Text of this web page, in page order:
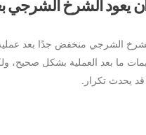
يعود الشرخ الشرجي
الشرجي منخفض جدًا بعد عملية
ما بعد العملية بشكل
قد يحدث تكرار.